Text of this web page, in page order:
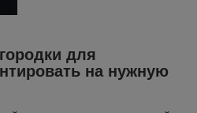
для
на нужную